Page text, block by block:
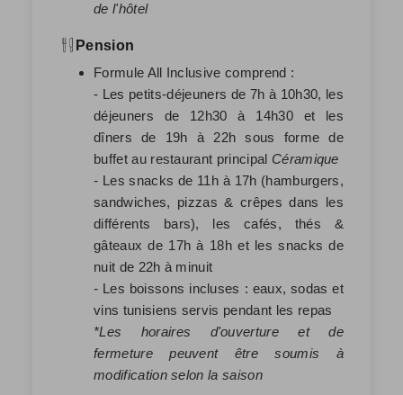
de l'hôtel
Pension
Formule All Inclusive comprend :
- Les petits-déjeuners de 7h à 10h30, les
déjeuners de 12h30 à 14h30 et les
dîners de 19h à 22h sous forme de
buffet au restaurant principal Céramique
- Les snacks de 11h à 17h (hamburgers,
sandwiches, pizzas & crêpes dans les
différents bars), les cafés, thés &
gâteaux de 17h à 18h et les snacks de
nuit de 22h à minuit
- Les boissons incluses : eaux, sodas et
vins tunisiens servis pendant les repas
*Les horaires d'ouverture et de
fermeture peuvent être soumis à
modification selon la saison